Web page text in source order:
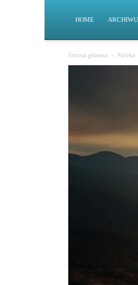
HOME
Strona główna Polska